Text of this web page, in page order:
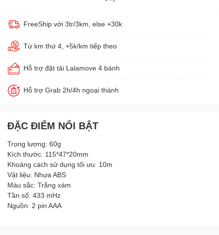
FreeShip với 3tr/3km, else +30k
Từ km thứ 4, +5k/km tiếp theo
Hỗ trợ đặt tải Lalamove 4 bánh
Hỗ trợ Grab 2h/4h ngoại thành
ĐẶC ĐIỂM NỔI BẬT
Trọng lượng: 60g
Kích thước: 115*47*20mm
Khoảng cách sử dụng tối ưu: 10m
Vật liệu: Nhựa ABS
Màu sắc: Trắng xám
Tần số: 433 mHz
Nguồn: 2 pin AAA